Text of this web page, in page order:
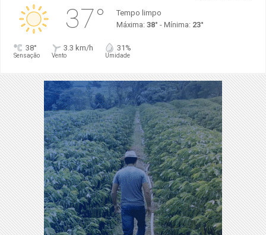
37°
Tempo limpo
Máxima: 38° - Mínima: 23°
38°
Sensação
3.3 km/h
Vento
31%
Umidade